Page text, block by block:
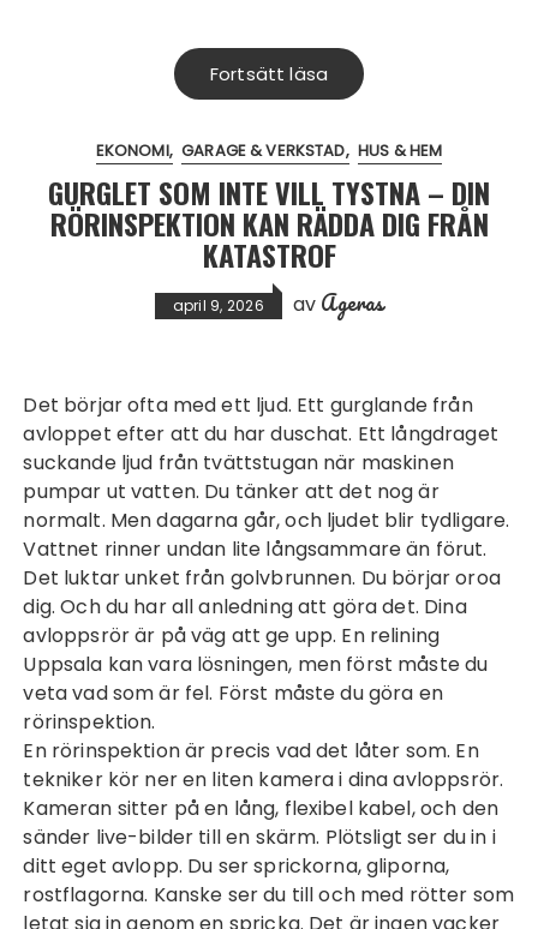
Fortsätt läsa
EKONOMI GARAGE & VERKSTAD HUS & HEM
GURGLET SOM INTE VILL TYSTNA – DIN
RÖRINSPEKTION KAN RÄDDA DIG FRÅN
KATASTROF
april 9, 2026 av Ageras
Det börjar ofta med ett ljud. Ett gurglande från
avloppet efter att du har duschat. Ett långdraget
suckande ljud från tvättstugan när maskinen
pumpar ut vatten. Du tänker att det nog är
normalt. Men dagarna går, och ljudet blir tydligare.
Vattnet rinner undan lite långsammare än förut.
Det luktar unket från golvbrunnen. Du börjar oroa
dig. Och du har all anledning att göra det. Dina
avloppsrör är på väg att ge upp. En relining
Uppsala kan vara lösningen, men först måste du
veta vad som är fel. Först måste du göra en
rörinspektion.
En rörinspektion är precis vad det låter som. En
tekniker kör ner en liten kamera i dina avloppsrör.
Kameran sitter på en lång, flexibel kabel, och den
sänder live-bilder till en skärm. Plötsligt ser du in i
ditt eget avlopp. Du ser sprickorna, gliporna,
rostflagorna. Kanske ser du till och med rötter som